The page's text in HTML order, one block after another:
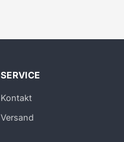
SERVICE
Kontakt
Versand